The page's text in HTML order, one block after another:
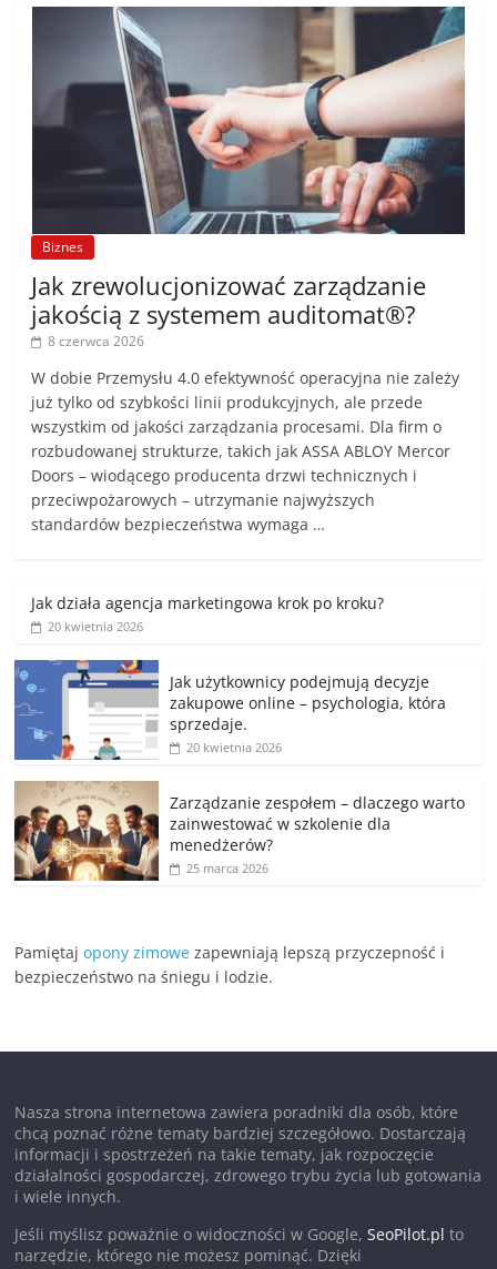
każdy
temat
Biznes
Jak zrewolucjonizować zarządzanie
jakością z systemem auditomat®?
8 czerwca 2026
W dobie Przemysłu 4.0 efektywność operacyjna nie zależy
już tylko od szybkości linii produkcyjnych, ale przede
wszystkim od jakości zarządzania procesami. Dla firm o
rozbudowanej strukturze, takich jak ASSA ABLOY Mercor
Doors – wiodącego producenta drzwi technicznych i
przeciwpożarowych – utrzymanie najwyższych
standardów bezpieczeństwa wymaga …
Jak działa agencja marketingowa krok po kroku?
20 kwietnia 2026
Jak użytkownicy podejmują decyzje
zakupowe online – psychologia, która
sprzedaje.
20 kwietnia 2026
Zarządzanie zespołem – dlaczego warto
zainwestować w szkolenie dla
menedżerów?
25 marca 2026
Pamiętajopony zimowe zapewniają lepszą przyczepność i
bezpieczeństwo na śniegu i lodzie.
Nasza strona internetowa zawiera poradniki dla osób, które
chcą poznać różne tematy bardziej szczegółowo. Dostarczają
informacji i spostrzeżeń na takie tematy, jak rozpoczęcie
działalności gospodarczej, zdrowego trybu życia lub gotowania
i wiele innych.
Jeśli myślisz poważnie o widoczności w Google,SeoPilot.pl to
narzędzie, którego nie możesz pominąć. Dzięki